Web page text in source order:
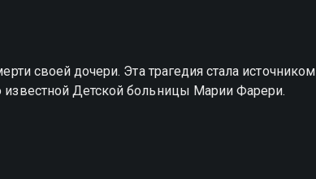
своей дочери. Эта трагедия стала источником
Детской больницы Марии Фарери.